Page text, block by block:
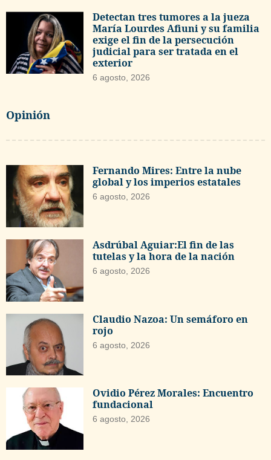
Detectan tres tumores a la jueza
María Lourdes Afiuni y su familia
exige el fin de la persecución
judicial para ser tratada en el
exterior
6 agosto, 2026
Opinión
Fernando Mires: Entre la nube
global y los imperios estatales
6 agosto, 2026
Asdrúbal Aguiar:El fin de las
tutelas y la hora de la nación
6 agosto, 2026
Claudio Nazoa: Un semáforo en
rojo
6 agosto, 2026
Ovidio Pérez Morales: Encuentro
fundacional
6 agosto, 2026